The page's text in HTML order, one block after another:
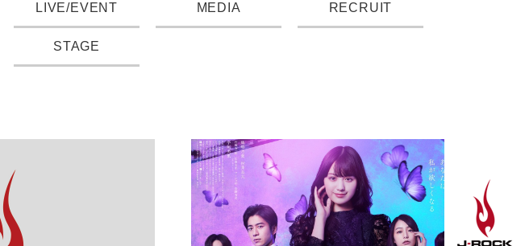
LIVE/EVENT MEDIA RECRUIT
STAGE